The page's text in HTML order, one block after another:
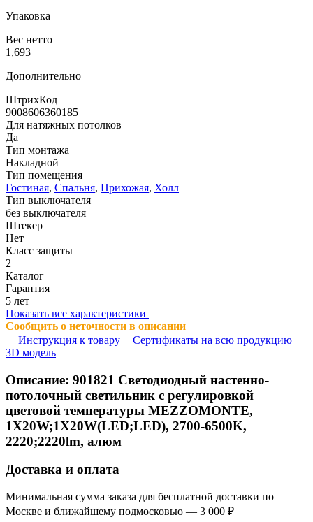
Упаковка
Вес нетто
1,693
Дополнительно
ШтрихКод
9008606360185
Для натяжных потолков
Да
Тип монтажа
Накладной
Тип помещения
Гостиная, Спальня, Прихожая, Холл
Тип выключателя
без выключателя
Штекер
Нет
Класс защиты
2
Каталог
Гарантия
5 лет
Показать все характеристики
Сообщить о неточности в описании
Инструкция к товару
Сертификаты на всю продукцию
3D модель
Описание: 901821 Светодиодный настенно-
потолочный светильник с регулировкой
цветовой температуры MEZZOMONTE,
1X20W;1X20W(LED;LED), 2700-6500K,
2220;2220lm, алюм
Доставка и оплата
Минимальная сумма заказа для бесплатной доставки по
Москве и ближайшему подмосковью — 3 000 ₽